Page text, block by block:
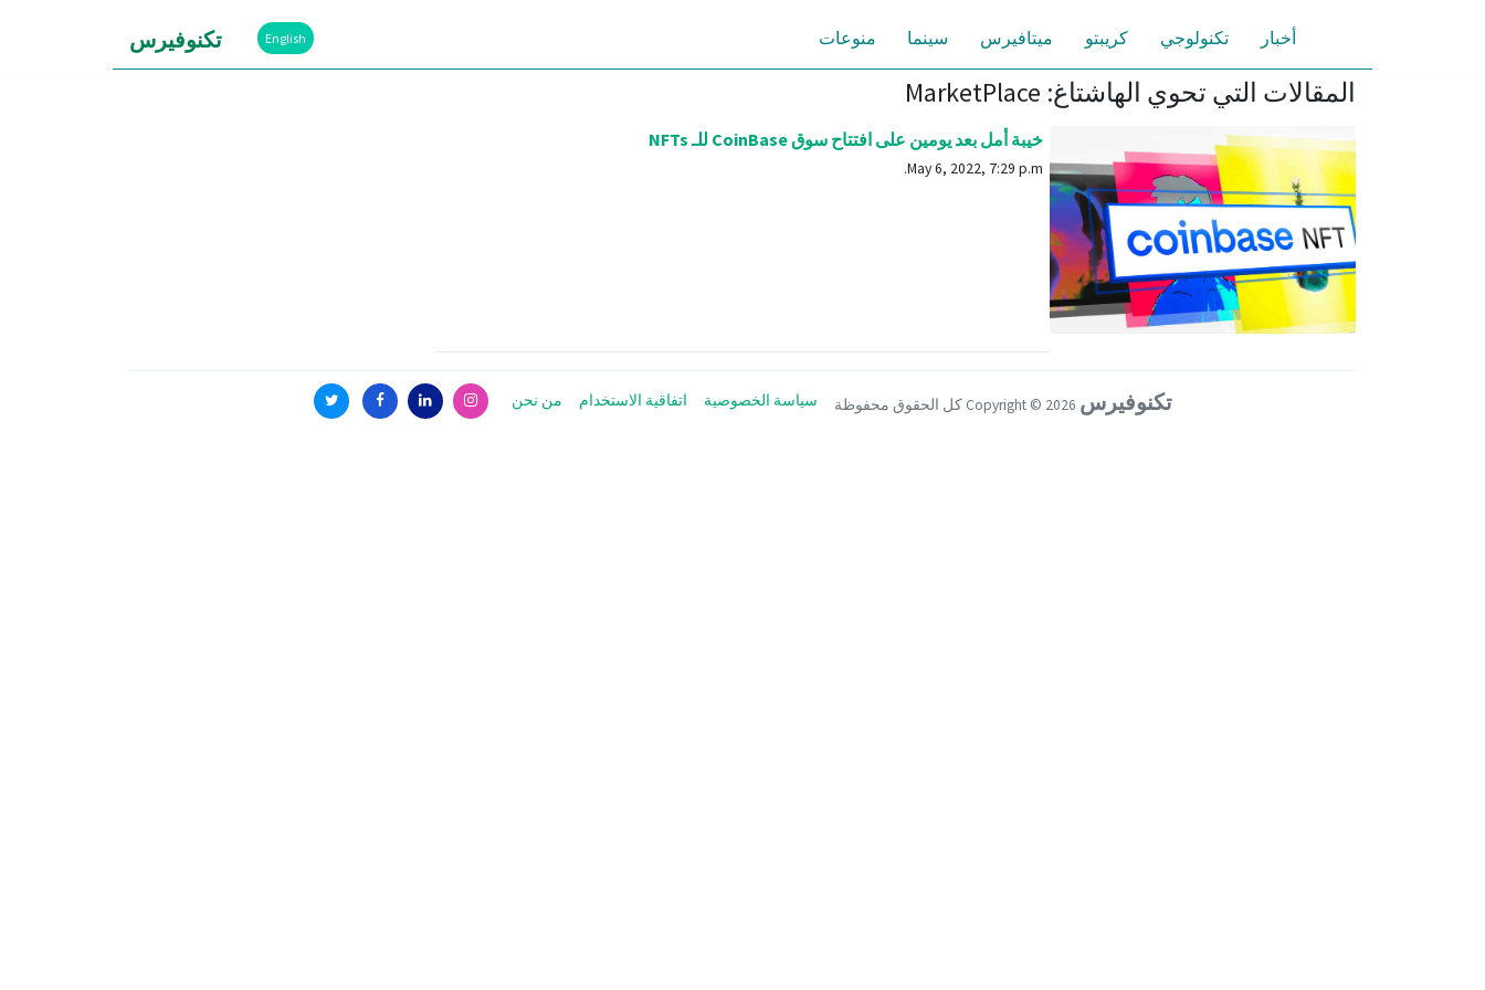
أخبار تكنولوجي كريبتو ميتافيرس سينما منوعات English تكنوفيرس
المقالات التي تحوي الهاشتاغ: MarketPlace
خيبة أمل بعد يومين على افتتاح سوق CoinBase للـ NFTs
تكنوفيرس 2026 كل الحقوق محفوظة سياسة الخصوصية اتفاقية الاستخدام من نحن